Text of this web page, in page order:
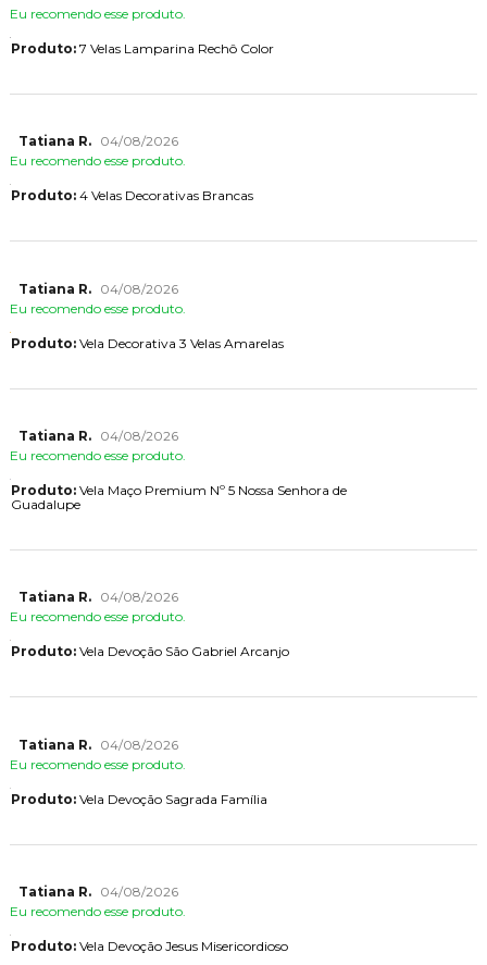
Eu recomendo esse produto.
Produto:7 Velas Lamparina Rechô Color
Tatiana R.
04/08/2026
Eu recomendo esse produto.
Produto:4 Velas Decorativas Brancas
Tatiana R.
04/08/2026
Eu recomendo esse produto.
Produto:Vela Decorativa 3 Velas Amarelas
Tatiana R.
04/08/2026
Eu recomendo esse produto.
Produto:Vela Maço Premium Nº 5 Nossa Senhora de
Guadalupe
Tatiana R.
04/08/2026
Eu recomendo esse produto.
Produto:Vela Devoção São Gabriel Arcanjo
Tatiana R.
04/08/2026
Eu recomendo esse produto.
Produto:Vela Devoção Sagrada Família
Tatiana R.
04/08/2026
Eu recomendo esse produto.
Produto:Vela Devoção Jesus Misericordioso